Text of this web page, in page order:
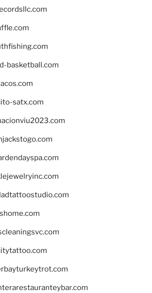
basketball.com
satx.com